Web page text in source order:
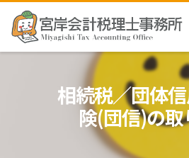
相続税／団体
険(団信)の